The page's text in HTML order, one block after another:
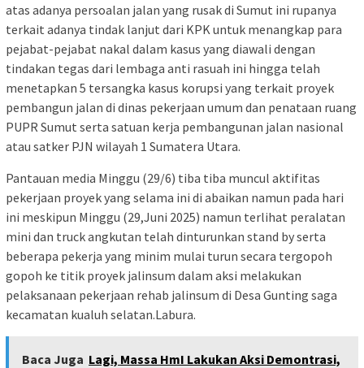
atas adanya persoalan jalan yang rusak di Sumut ini rupanya
terkait adanya tindak lanjut dari KPK untuk menangkap para
pejabat-pejabat nakal dalam kasus yang diawali dengan
tindakan tegas dari lembaga anti rasuah ini hingga telah
menetapkan 5 tersangka kasus korupsi yang terkait proyek
pembangun jalan di dinas pekerjaan umum dan penataan ruang
PUPR Sumut serta satuan kerja pembangunan jalan nasional
atau satker PJN wilayah 1 Sumatera Utara.
Pantauan media Minggu (29/6) tiba tiba muncul aktifitas
pekerjaan proyek yang selama ini di abaikan namun pada hari
ini meskipun Minggu (29,Juni 2025) namun terlihat peralatan
mini dan truck angkutan telah dinturunkan stand by serta
beberapa pekerja yang minim mulai turun secara tergopoh
gopoh ke titik proyek jalinsum dalam aksi melakukan
pelaksanaan pekerjaan rehab jalinsum di Desa Gunting saga
kecamatan kualuh selatan.Labura.
Baca Juga Lagi, Massa HmI Lakukan Aksi Demontrasi,